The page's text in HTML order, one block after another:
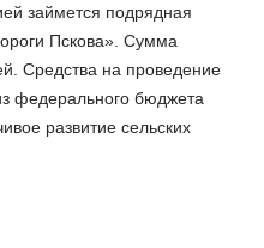
займется подрядная
Пскова». Сумма
Средства на проведение
федерального бюджета
развитие сельских